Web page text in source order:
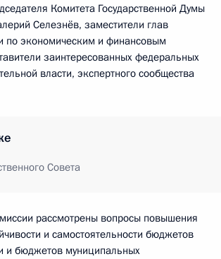
Комитета Государственной Думы
Селезнёв, заместители глав
по экономическим и финансовым
заинтересованных федеральных
власти, экспертного сообщества
Совета
рассмотрены вопросы повышения
и самостоятельности бюджетов
и бюджетов муниципальных